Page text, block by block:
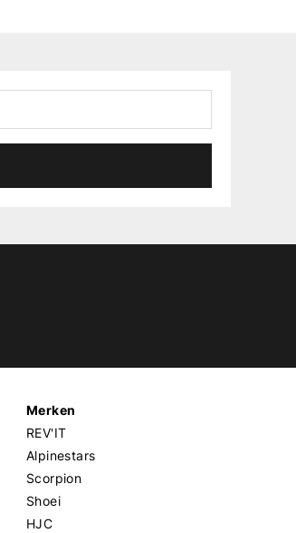
Merken
REV'IT
Alpinestars
Scorpion
Shoei
HJC